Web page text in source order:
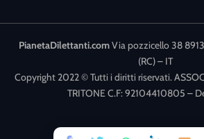
PianetaDilettanti.comVia pozzicello 38
(RC) – IT
Copyright 2022 © Tutti i diritti riservati.
TRITONE C.F: 92104410805 –